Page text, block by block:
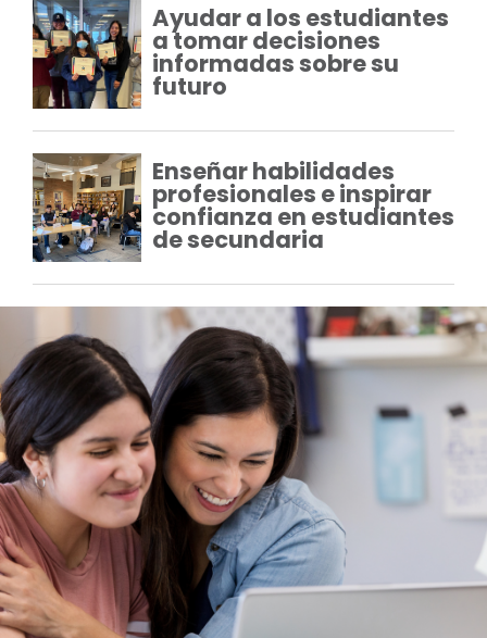
Ayudar a los estudiantes
a tomar decisiones
informadas sobre su
futuro
Enseñar habilidades
profesionales e inspirar
confianza en estudiantes
de secundaria